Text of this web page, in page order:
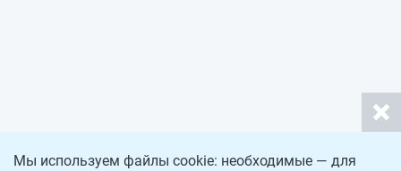
Мы используем файлы cookie: необходимые — для